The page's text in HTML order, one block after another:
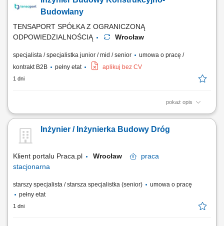
materiałów na budowę w zakresie terminowości, ilości i jakości,
Przygotowywanie dokumentów do odbioru robót (dokumentacja
Budowlany
TENSAPORT SPÓŁKA Z OGRANICZONĄ
ODPOWIEDZIALNOŚCIĄ
Wrocław
specjalista / specjalistka junior / mid / senior
umowa o pracę /
kontrakt B2B
pełny etat aplikuj bez CV
1 dni
pokaż opis
Zakres zadań: Bezpośredni nadzór nad wykonywanymi robotami, w
jakości, terminowości oraz stopnia zaawansowania prac zgodnie z
harmonogramem; Koordynacja robót zgodnie z wymaganiami
Inżynier / Inżynierka Budowy Dróg
Klient portalu Praca.pl Wrocław
praca
stacjonarna
starszy specjalista / starsza specjalistka (senior)
umowa o pracę
pełny etat
1 dni